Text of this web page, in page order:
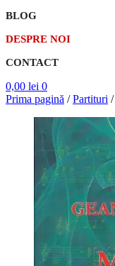
BLOG
DESPRE NOI
CONTACT
0,00 lei 0
Prima pagină /Partituri /